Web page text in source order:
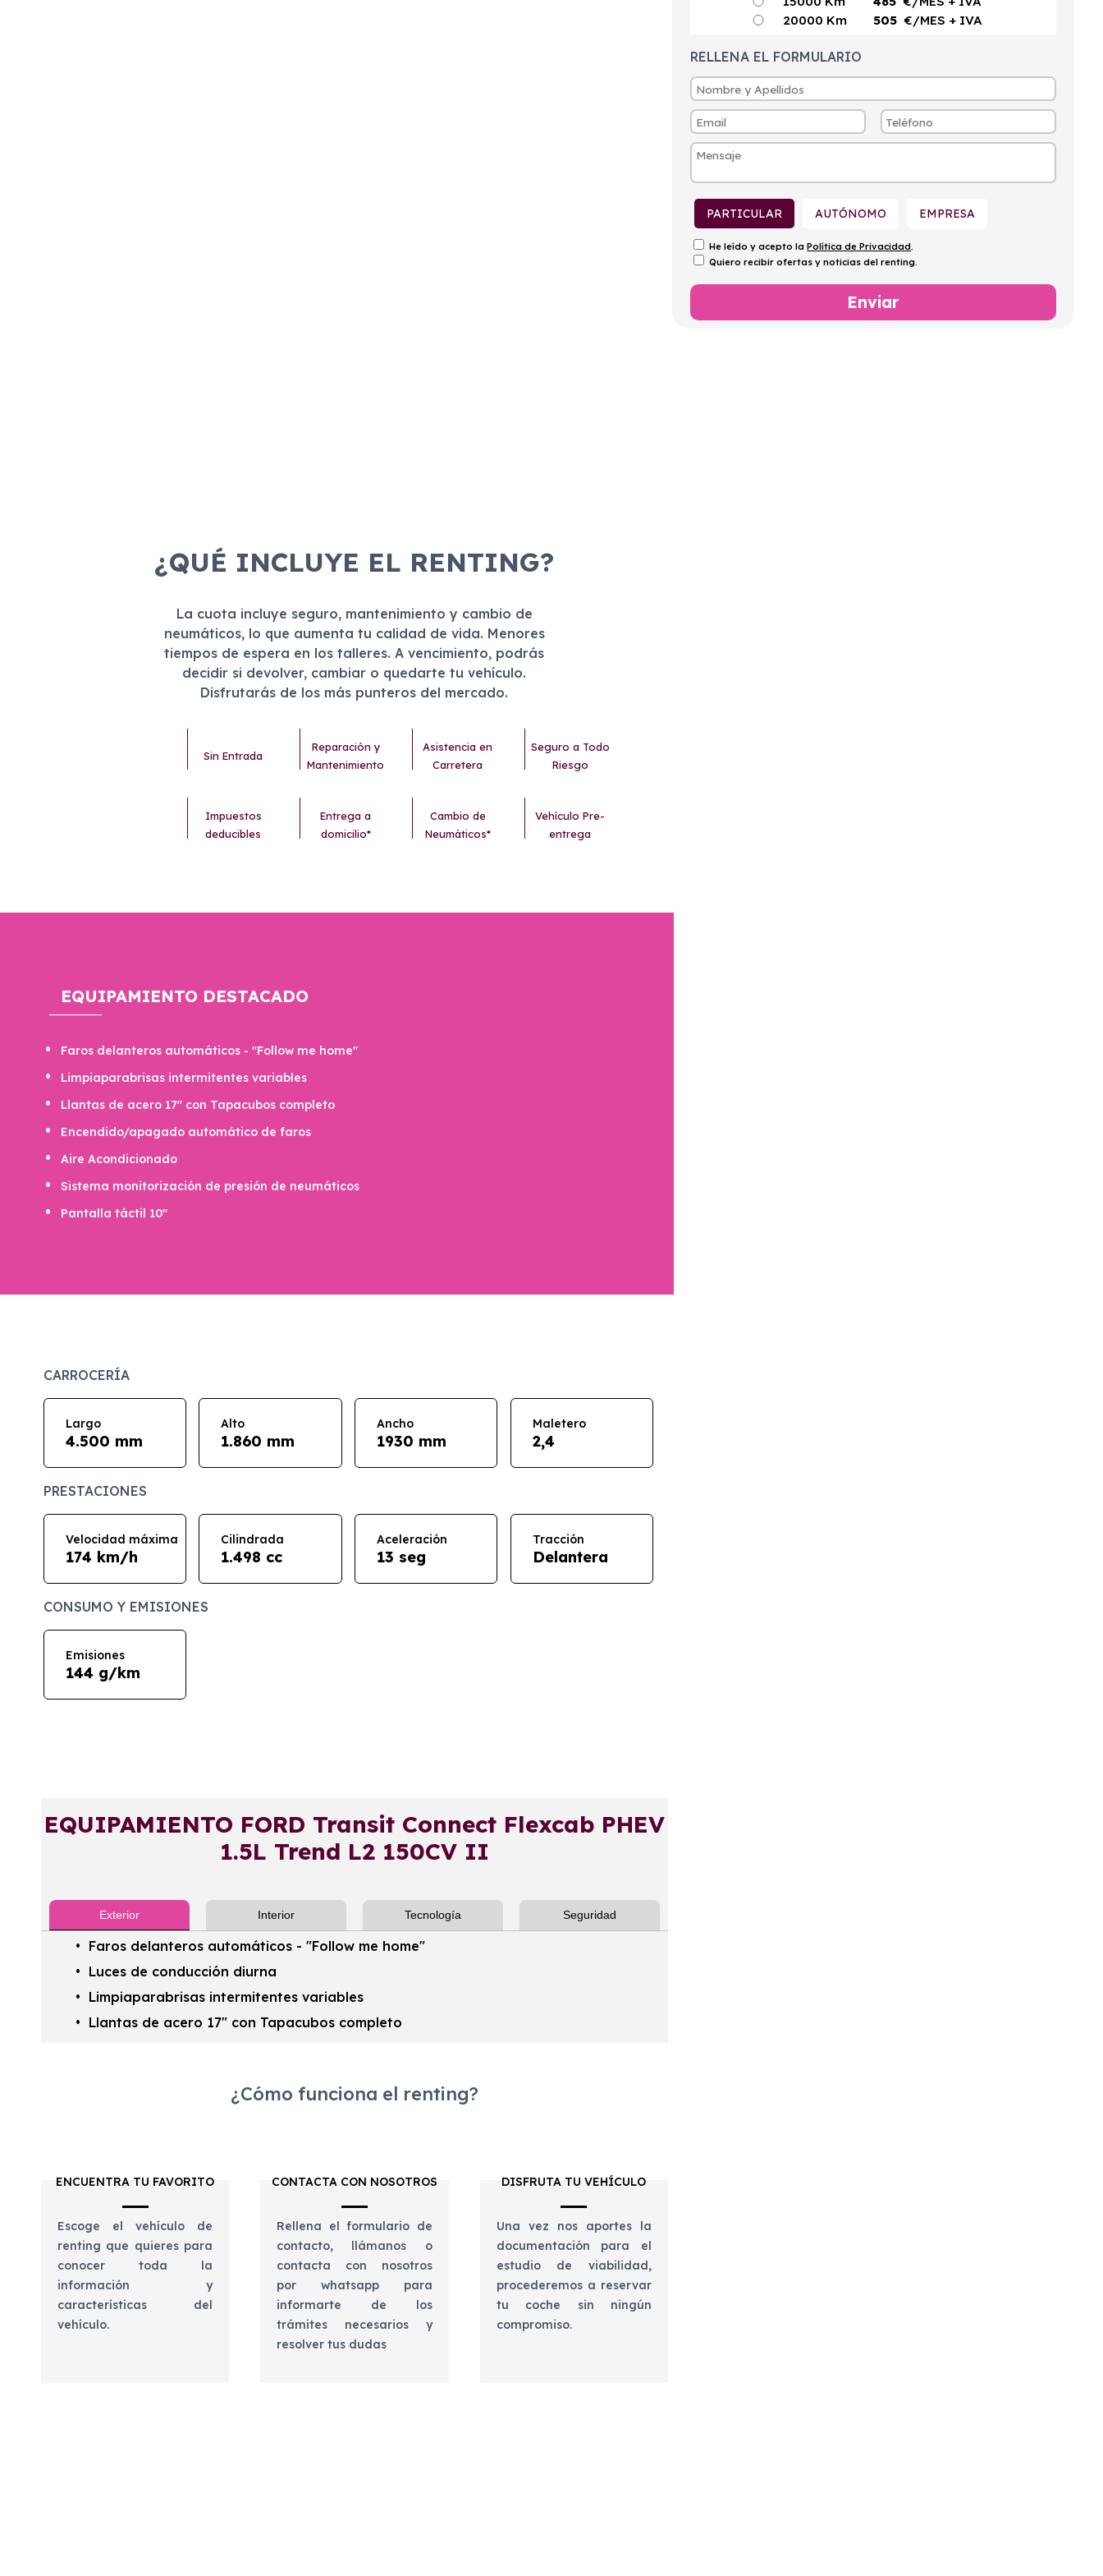
¿QUÉ INCLUYE EL RENTING?
La cuota incluye seguro, mantenimiento y cambio de
neumáticos, lo que aumenta tu calidad de vida. Menores
tiempos de espera en los talleres. A vencimiento, podrás
decidir si devolver, cambiar o quedarte tu vehículo.
Disfrutarás de los más punteros del mercado.
Sin Entrada
Reparación y
Mantenimiento
Asistencia en
Carretera
Seguro a Todo
Riesgo
Impuestos
deducibles
Entrega a
domicilio*
Cambio de
Neumáticos*
Vehículo Pre-
entrega
EQUIPAMIENTO DESTACADO
Faros delanteros automáticos - "Follow me home"
Limpiaparabrisas intermitentes variables
Llantas de acero 17" con Tapacubos completo
Encendido/apagado automático de faros
Aire Acondicionado
Sistema monitorización de presión de neumáticos
Pantalla táctil 10"
CARROCERÍA
Largo
4.500 mm
Alto
1.860 mm
Ancho
1930 mm
Maletero
2,4
PRESTACIONES
Velocidad máxima
174 km/h
Cilindrada
1.498 cc
Aceleración
13 seg
Tracción
Delantera
CONSUMO Y EMISIONES
Emisiones
144 g/km
EQUIPAMIENTO FORD Transit Connect Flexcab PHEV
1.5L Trend L2 150CV II
Exterior Interior Tecnología Seguridad
Faros delanteros automáticos - "Follow me home"
Luces de conducción diurna
Limpiaparabrisas intermitentes variables
Llantas de acero 17" con Tapacubos completo
¿Cómo funciona el renting?
ENCUENTRA TU FAVORITO
Escoge el vehículo de
renting que quieres para
conocer toda la
información y
características del
vehículo.
CONTACTA CON NOSOTROS
Rellena el formulario de
contacto, llámanos o
contacta con nosotros
por whatsapp para
informarte de los
trámites necesarios y
resolver tus dudas
DISFRUTA TU VEHÍCULO
Una vez nos aportes la
documentación para el
estudio de viabilidad,
procederemos a reservar
tu coche sin ningún
compromiso.
20000 Km
505 €/MES + IVA
RELLENA EL FORMULARIO
PARTICULAR AUTÓNOMO EMPRESA
He leído y acepto laPolítica de Privacidad.
Quiero recibir ofertas y noticias del renting.